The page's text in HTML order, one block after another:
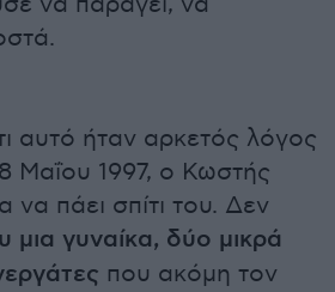
αυτό ήταν αρκετός λόγος
Μαΐου 1997, ο Κωστής
πάει σπίτι του. Δεν
γυναίκα, δύο μικρά
που ακόμη τον